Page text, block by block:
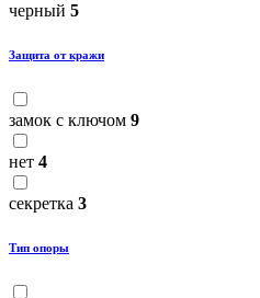
черный 5
Защита от кражи
замок с ключом 9
нет 4
секретка 3
Тип опоры